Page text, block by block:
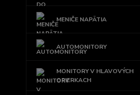
MENIČE NAPÄTIA
AUTOMONITORY
MONITORY V HLAVOVÝCH
OPIERKACH